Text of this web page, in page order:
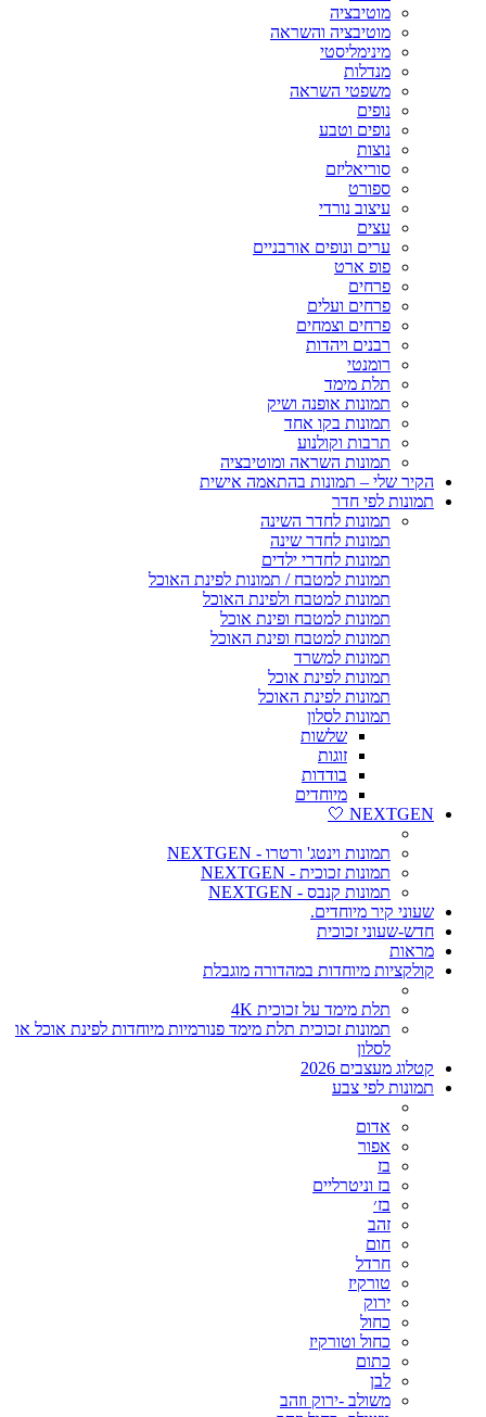
מוטיבציה
מוטיבציה והשראה
מינימליסטי
מנדלות
משפטי השראה
נופים
נופים וטבע
נוצות
סוריאליזם
ספורט
עיצוב נורדי
עצים
ערים ונופים אורבניים
פופ ארט
פרחים
פרחים ועלים
פרחים וצמחים
רבנים ויהדות
רומנטי
תלת מימד
תמונות אופנה ושיק
תמונות בקו אחד
תרבות וקולנוע
תמונות השראה ומוטיבציה
הקיר שלי – תמונות בהתאמה אישית
תמונות לפי חדר
תמונות לחדר השינה
תמונות לחדר שינה
תמונות לחדרי ילדים
תמונות למטבח / תמונות לפינת האוכל
תמונות למטבח ולפינת האוכל
תמונות למטבח ופינת אוכל
תמונות למטבח ופינת האוכל
תמונות למשרד
תמונות לפינת אוכל
תמונות לפינת האוכל
תמונות לסלון
שלשות
זוגות
בודדות
מיוחדים
NEXTGEN 🤍
תמונות וינטג' ורטרו - NEXTGEN
תמונות זכוכית - NEXTGEN
תמונות קנבס - NEXTGEN
שעוני קיר מיוחדים.
חדש-שעוני זכוכית
מראות
קולקציות מיוחדות במהדורה מוגבלת
תלת מימד על זכוכית 4K
תמונות זכוכית תלת מימד פנורמיות מיוחדות לפינת אוכל או
לסלון
קטלוג מעצבים 2026
תמונות לפי צבע
אדום
אפור
בז
בז וניטרליים
בז׳
זהב
חום
חרדל
טורקיז
ירוק
כחול
כחול וטורקיז
כתום
לבן
משולב -ירוק וזהב